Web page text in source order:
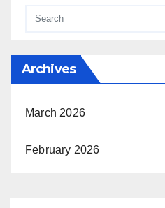
Archives
March 2026
February 2026